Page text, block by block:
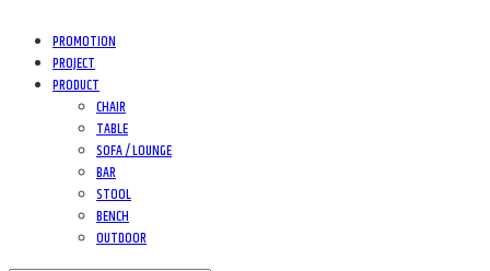
PROMOTION
PROJECT
PRODUCT
CHAIR
TABLE
SOFA / LOUNGE
BAR
STOOL
BENCH
OUTDOOR